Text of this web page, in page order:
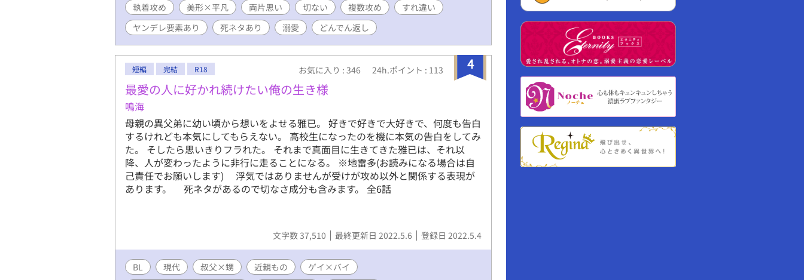
この世界のことを知っていく。 この世界はピラミッド型をし
ていて上から神界、天界、魔界、妖精界、妖界、獣人界、そ
して俺が召喚された元・人間界であり現・底辺界と呼ばれる
7つの層に分かれた世界らしい。 召喚される理由があるから
召喚されたはずなのに、なぜか俺はあらゆるところから命を
狙われ始める。しまいには、召喚したはずの当人にまで。
………え？なんで？ 異世界召喚されたミトは護衛で常にそば
にいる騎士、アルウィン・シーボルトに一目惚れのような思
おり、ミトはアルウィンに命を守られながらも叶わない恋心
に苦しんでいく。どうやら彼にも何か秘密があるよう
で……。さらに最初は嫌われていたはずのライナス第一王子
から強い執着心を持たれるようになり……。 次第に次々と明
らかになるこの世界における様々な秘密。そして明かされ
る、異世界召喚の衝撃の真実とは――――。 訳あり一途ド執
※複数攻めのうち確定で一人死にます。死ネタが苦手な方は
ご注意ください。 ※最後は必ずハッピーエンドです。 ※異世
界系初挑戦です。この世界はそういうものなんだと温かい目
でお読み頂けると幸いです。
執着攻め 美形×平凡 両片思い 切ない 複数攻め
すれ違い
ヤンデレ要素あり
死ネタあり 溺愛 どんでん返し
4
短編 完結 R18 お気に入り : 346 24h.ポイント : 113
最愛の人に好かれ続けたい俺の生き様
鳴海
母親の異父弟に幼い頃から想いをよせる雅已。 好きで好きで大好きで、何度も告白
するけれども本気にしてもらえない。 高校生になったのを機に本気の告白をしてみ
た。 そしたら思いきりフラれた。 それまで真面目に生きてきた雅已は、それ以
降、人が変わったように非行に走ることになる。 ※地雷多(お読みになる場合は自
己責任でお願いします) 浮気ではありませんが受けが攻め以外と関係する表現が
あります。 死ネタがあるので切なさ成分も含みます。 全6話
文字数 37,510 最終更新日 2022.5.6 登録日 2022.5.4
BL 現代 叔父×甥 近親もの
ゲイ×バイ